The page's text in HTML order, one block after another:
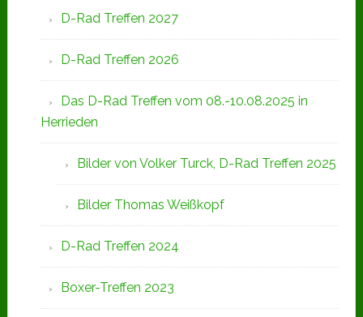
D-Rad Treffen 2027
D-Rad Treffen 2026
Das D-Rad Treffen vom 08.-10.08.2025 in
Herrieden
Bilder von Volker Turck, D-Rad Treffen 2025
Bilder Thomas Weißkopf
D-Rad Treffen 2024
Boxer-Treffen 2023